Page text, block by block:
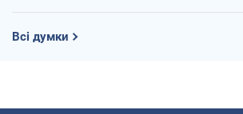
Всі думки